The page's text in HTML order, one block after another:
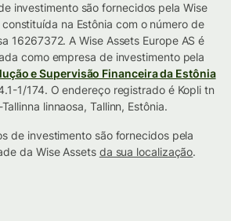
investimento são fornecidos pela Wise
constituída na Estônia com o número de
16267372. A Wise Assets Europe AS é
como empresa de investimento pela
e Supervisão Financeira da Estônia
1/174. O endereço registrado é Kopli tn
linnaosa, Tallinn, Estônia.
de investimento são fornecidos pela
da Wise Assets da sua localização.